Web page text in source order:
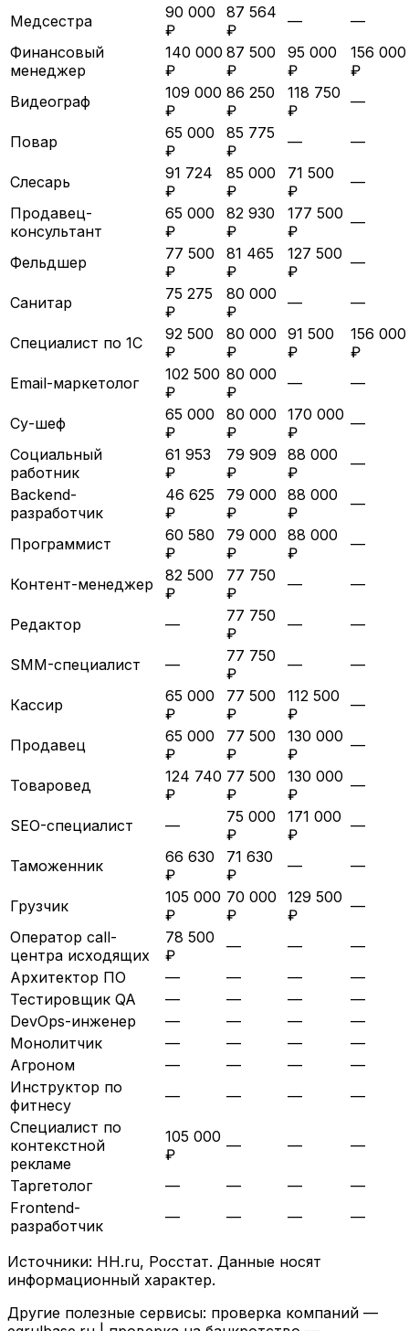
Медсестра
90 000
₽
87 564
₽
—
—
Финансовый
менеджер
140 000
₽
87 500
₽
95 000
₽
156 000
₽
Видеограф
109 000
₽
86 250
₽
118 750
₽
—
Повар
65 000
₽
85 775
₽
— —
Слесарь
91 724
₽
85 000
₽
71 500
₽
—
Продавец-
консультант
65 000
₽
82 930
₽
177 500
₽
—
Фельдшер
77 500
₽
81 465
₽
127 500
₽
—
Санитар
75 275
₽
80 000
₽
— —
Специалист по 1С
92 500
₽
80 000
₽
91 500
₽
156 000
₽
Email-маркетолог
102 500
₽
80 000
₽
— —
Су-шеф
65 000
₽
80 000
₽
170 000
₽
—
Социальный
работник
61 953
₽
79 909
₽
88 000
₽
—
Backend-
разработчик
46 625
₽
79 000
₽
88 000
₽
—
Программист
60 580
₽
79 000
₽
88 000
₽
—
Контент-менеджер
82 500
₽
77 750
₽
— —
Редактор —
77 750
₽
— —
SMM-специалист —
77 750
₽
— —
Кассир
65 000
₽
77 500
₽
112 500
₽
—
Продавец
65 000
₽
77 500
₽
130 000
₽
—
Товаровед
124 740
₽
77 500
₽
130 000
₽
—
SEO-специалист —
75 000
₽
171 000
₽
—
Таможенник
66 630
₽
71 630
₽
— —
Грузчик
105 000
₽
70 000
₽
129 500
₽
—
Оператор call-
центра исходящих
78 500
₽
— —
—
Архитектор ПО
— — —
—
Тестировщик QA
— — —
—
DevOps-инженер
— — —
—
Монолитчик
— — —
—
Агроном
— — —
—
Инструктор по
фитнесу
— — —
—
Специалист по
контекстной
рекламе
105 000
₽
— — —
Таргетолог — — —
—
Frontend-
разработчик
— — — —
Источники: HH.ru, Росстат. Данные носят
информационный характер.
Другие полезные сервисы: проверка компаний —